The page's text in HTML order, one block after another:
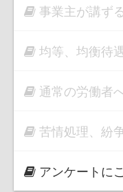
事業主が講ず
均等、均衡待
通常の労働者
苦情処理、紛
アンケートに